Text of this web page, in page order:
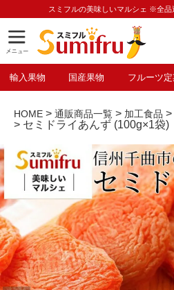
スミフルの美味しいマルシェ ※全品
輸入果物 国産果物 フルーツ
HOME 通販商品一覧 加工食品
セミドライあんず (100g×1袋)